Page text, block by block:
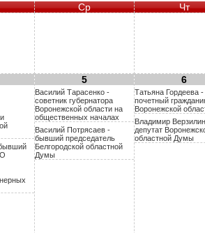
Ср Чт
5
Василий Тарасенко -
советник губернатора
Воронежской области на
общественных началах
Василий Потрясаев -
бывший председатель
Белгородской областной
Думы
6
Татьяна Гордеева -
почетный
Воронежской
Владимир
депутат
областной Думы